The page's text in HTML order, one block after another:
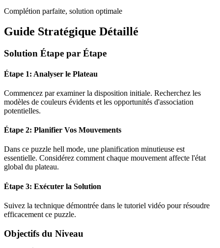
Complétion parfaite, solution optimale
Guide Stratégique Détaillé
Solution Étape par Étape
Étape 1: Analyser le Plateau
Commencez par examiner la disposition initiale. Recherchez les
modèles de couleurs évidents et les opportunités d'association
potentielles.
Étape 2: Planifier Vos Mouvements
Dans ce puzzle hell mode, une planification minutieuse est
essentielle. Considérez comment chaque mouvement affecte l'état
global du plateau.
Étape 3: Exécuter la Solution
Suivez la technique démontrée dans le tutoriel vidéo pour résoudre
efficacement ce puzzle.
Objectifs du Niveau